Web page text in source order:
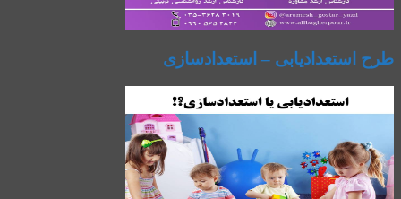
طرح استعدادیابی – استعدادسازی